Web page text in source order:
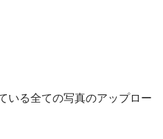
いる全ての写真のアップロー